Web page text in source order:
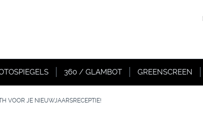
360 / GLAMBOT GREENSCREEN
VOOR JE NIEUWJAARSRECEPTIE!